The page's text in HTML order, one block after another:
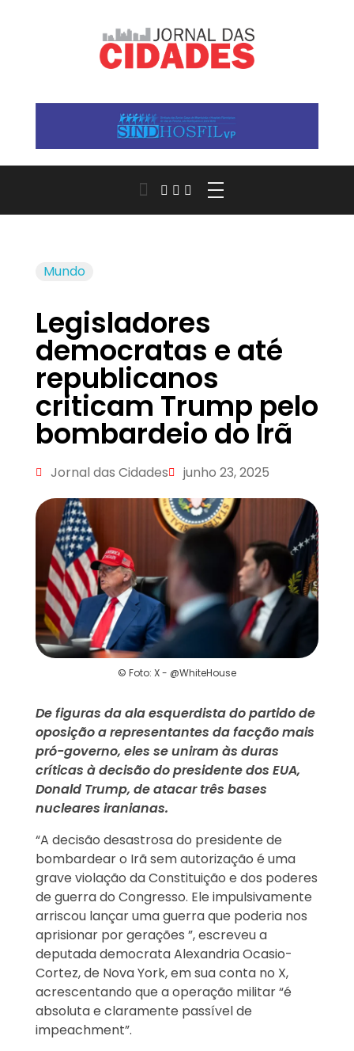
Mundo
Legisladores
democratas e até
republicanos
criticam Trump pelo
bombardeio do Irã
Jornal das Cidades junho 23, 2025
© Foto: X - @WhiteHouse
De figuras da ala esquerdista do partido de
oposição a representantes da facção mais
pró-governo, eles se uniram às duras
críticas à decisão do presidente dos EUA,
Donald Trump, de atacar três bases
nucleares iranianas.
“A decisão desastrosa do presidente de
bombardear o Irã sem autorização é uma
grave violação da Constituição e dos poderes
de guerra do Congresso. Ele impulsivamente
arriscou lançar uma guerra que poderia nos
aprisionar por gerações ”, escreveu a
deputada democrata Alexandria Ocasio-
Cortez, de Nova York, em sua conta no X,
acrescentando que a operação militar “é
absoluta e claramente passível de
impeachment”.